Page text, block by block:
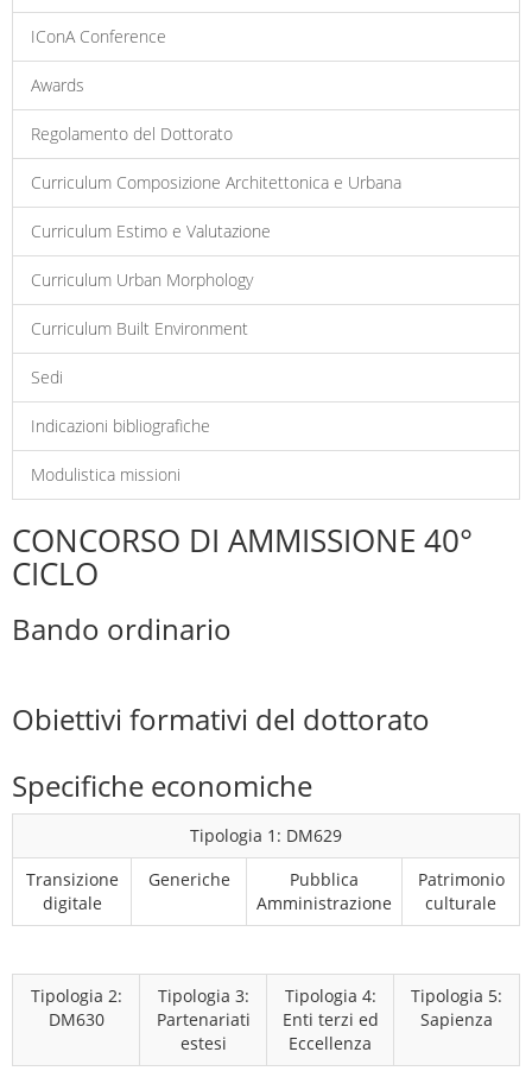
IConA Conference
Awards
Regolamento del Dottorato
Curriculum Composizione Architettonica e Urbana
Curriculum Estimo e Valutazione
Curriculum Urban Morphology
Curriculum Built Environment
Sedi
Indicazioni bibliografiche
Modulistica missioni
CONCORSO DI AMMISSIONE 40°
CICLO
Bando ordinario
Obiettivi formativi del dottorato
Specifiche economiche
Tipologia 1: DM629
Transizione
digitale
Generiche
Pubblica
Amministrazione
Patrimonio
culturale
Tipologia 2:
DM630
Tipologia 3:
Partenariati
estesi
Tipologia 4:
Enti terzi ed
Eccellenza
Tipologia 5:
Sapienza